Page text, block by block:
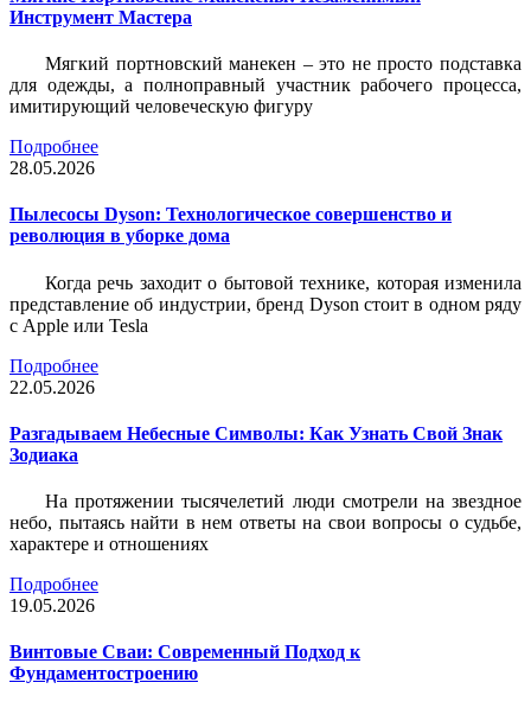
Инструмент Мастера
Мягкий портновский манекен – это не просто подставка
для одежды, а полноправный участник рабочего процесса,
имитирующий человеческую фигуру
Подробнее
28.05.2026
Пылесосы Dyson: Технологическое совершенство и
революция в уборке дома
Когда речь заходит о бытовой технике, которая изменила
представление об индустрии, бренд Dyson стоит в одном ряду
с Apple или Tesla
Подробнее
22.05.2026
Разгадываем Небесные Символы: Как Узнать Свой Знак
Зодиака
На протяжении тысячелетий люди смотрели на звездное
небо, пытаясь найти в нем ответы на свои вопросы о судьбе,
характере и отношениях
Подробнее
19.05.2026
Винтовые Сваи: Современный Подход к
Фундаментостроению